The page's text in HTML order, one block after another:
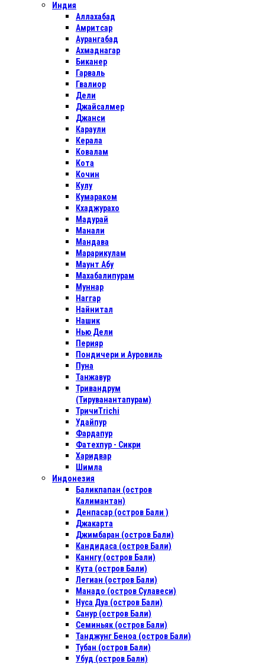
Индия
Аллахабад
Амритсар
Аурангабад
Ахмаднагар
Биканер
Гарваль
Гвалиор
Дели
Джайсалмер
Джанси
Караули
Керала
Ковалам
Кота
Кочин
Кулу
Кумараком
Кхаджурахо
Мадурай
Манали
Мандава
Марарикулам
Маунт Абу
Махабалипурам
Муннар
Наггар
Найнитал
Нашик
Нью Дели
Перияр
Пондичери и Ауровиль
Пуна
Танжавур
Тривандрум
(Тируванантапурам)
ТричиTrichi
Удайпур
Фардапур
Фатехпур - Сикри
Харидвар
Шимла
Индонезия
Баликпапан (остров
Калимантан)
Денпасар (остров Бали )
Джакарта
Джимбаран (остров Бали)
Кандидаса (остров Бали)
Каннгу (остров Бали)
Кута (остров Бали)
Легиан (остров Бали)
Манадо (остров Сулавеси)
Нуса Дуа (остров Бали)
Санур (остров Бали)
Семиньяк (остров Бали)
Танджунг Беноа (остров Бали)
Тубан (остров Бали)
Убуд (остров Бали)